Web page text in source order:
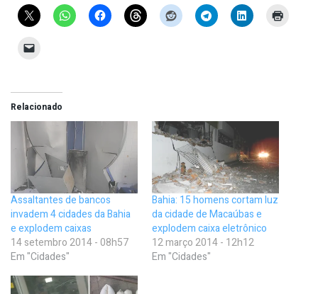
Relacionado
Assaltantes de bancos
invadem 4 cidades da Bahia
e explodem caixas
14 setembro 2014 - 08h57
Em "Cidades"
Bahia: 15 homens cortam luz
da cidade de Macaúbas e
explodem caixa eletrônico
12 março 2014 - 12h12
Em "Cidades"